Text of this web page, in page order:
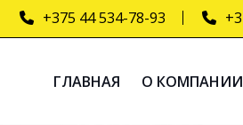
+375 44 534-78-93
ГЛАВНАЯ О КОМПАНИИ